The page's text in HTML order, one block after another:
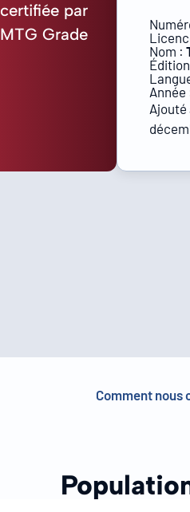
certifiée par
MTG Grade
Nom :
Ajouté
Comment nous